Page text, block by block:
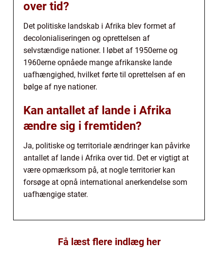
over tid?
Det politiske landskab i Afrika blev formet af
decolonialiseringen og oprettelsen af
selvstændige nationer. I løbet af 1950erne og
1960erne opnåede mange afrikanske lande
uafhængighed, hvilket førte til oprettelsen af en
bølge af nye nationer.
Kan antallet af lande i Afrika
ændre sig i fremtiden?
Ja, politiske og territoriale ændringer kan påvirke
antallet af lande i Afrika over tid. Det er vigtigt at
være opmærksom på, at nogle territorier kan
forsøge at opnå international anerkendelse som
uafhængige stater.
Få læst flere indlæg her